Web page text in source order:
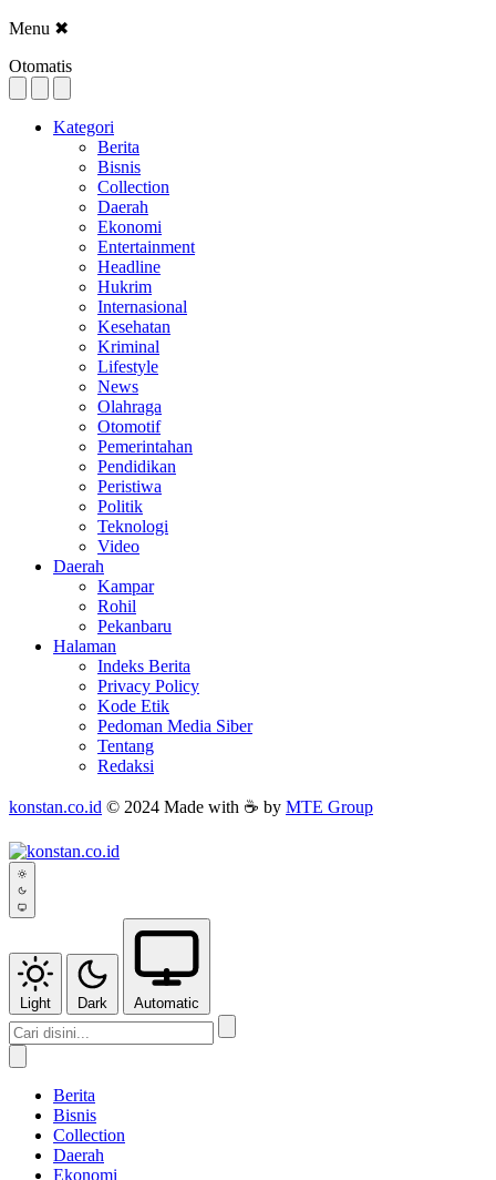
Menu ✖
Otomatis
Kategori
Berita
Bisnis
Collection
Daerah
Ekonomi
Entertainment
Headline
Hukrim
Internasional
Kesehatan
Kriminal
Lifestyle
News
Olahraga
Otomotif
Pemerintahan
Pendidikan
Peristiwa
Politik
Teknologi
Video
Daerah
Kampar
Rohil
Pekanbaru
Halaman
Indeks Berita
Privacy Policy
Kode Etik
Pedoman Media Siber
Tentang
Redaksi
konstan.co.id © 2024 Made with ☕ by MTE Group
Light Dark Automatic
Berita
Bisnis
Collection
Daerah
Ekonomi